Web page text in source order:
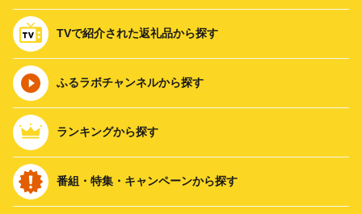
TVで紹介された返礼品から探す
ふるラボチャンネルから探す
ランキングから探す
番組・特集・キャンペーンから探す